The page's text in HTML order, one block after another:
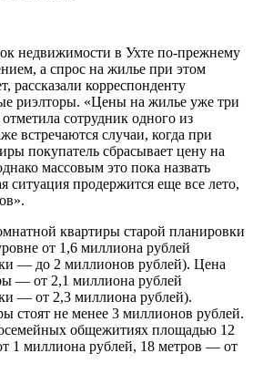
недвижимости в Ухте по-прежнему
а спрос на жилье при этом
рассказали корреспонденту
риэлторы. «Цены на жилье уже три
сотрудник одного из
встречаются случаи, когда при
покупатель сбрасывает цену на
массовым это пока назвать
ситуация продержится еще все лето,
квартиры старой планировки
от 1,6 миллиона рублей
— до 2 миллионов рублей). Цена
— от 2,1 миллиона рублей
— от 2,3 миллиона рублей).
стоят не менее 3 миллионов рублей.
общежитиях площадью 12
1 миллиона рублей, 18 метров — от